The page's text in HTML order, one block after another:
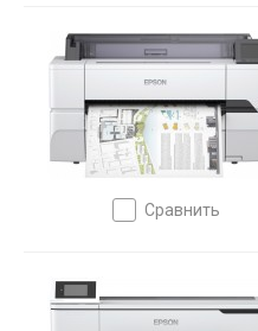
сравнить